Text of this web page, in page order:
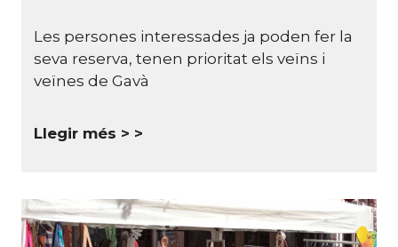
Les persones interessades ja poden fer la
seva reserva, tenen prioritat els veïns i
veïnes de Gavà
Llegir més >